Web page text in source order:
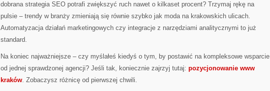
dobrana strategia SEO potrafi zwiększyć ruch nawet o kilkaset procent? Trzymaj rękę na
pulsie – trendy w branży zmieniają się równie szybko jak moda na krakowskich ulicach.
Automatyzacja działań marketingowych czy integracje z narzędziami analitycznymi to już
standard.
Na koniec najważniejsze – czy myślałeś kiedyś o tym, by postawić na kompleksowe wsparcie
od jednej sprawdzonej agencji? Jeśli tak, koniecznie zajrzyj tutaj: pozycjonowanie www
kraków. Zobaczysz różnicę od pierwszej chwili.